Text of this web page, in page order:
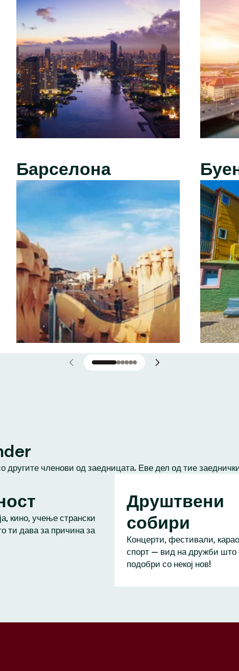
Барселона
членови од заедницата. Еве дел од тие
кино, учење странски
ти дава за причина за
Друштвени
собири
Концерти, фестивали,
спорт — вид на дружби што
подобри со некој нов!